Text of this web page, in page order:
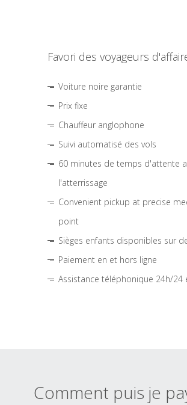
Favori des voyageurs
Voiture noire garantie
Prix fixe
Chauffeur anglophone
Suivi automatisé des vols
60 minutes de temps d'attente
l'atterrissage
Convenient pickup at precise
point
Sièges enfants disponibles sur
Paiement en et hors ligne
Assistance téléphonique 24h/24
Comment puis je